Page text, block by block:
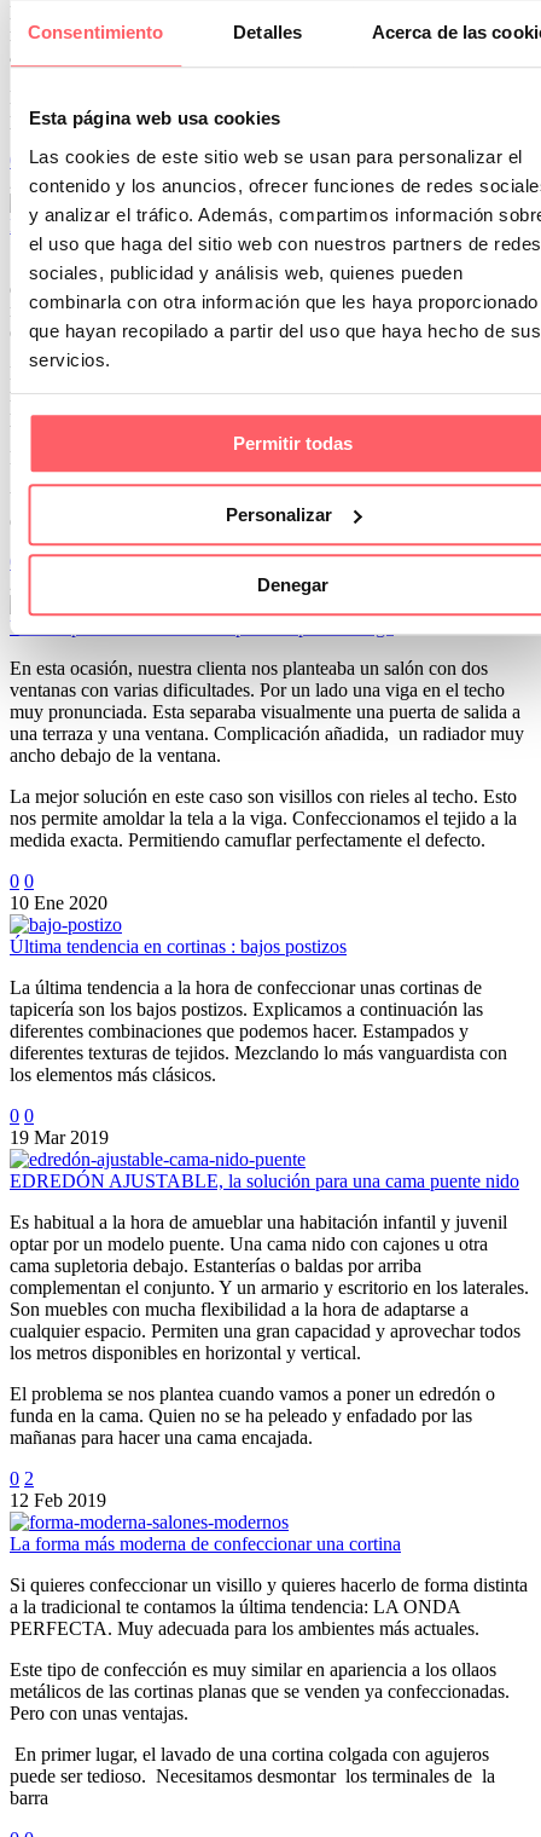
Consentimiento Detalles Acerca de las
Esta página web usa cookies
Las cookies de este sitio web se usan para personalizar el
contenido y los anuncios, ofrecer funciones de redes
y analizar el tráfico. Además, compartimos información
el uso que haga del sitio web con nuestros partners de redes
sociales, publicidad y análisis web, quienes pueden
combinarla con otra información que les haya proporcionado
que hayan recopilado a partir del uso que haya hecho de sus
servicios.
Permitir todas
Personalizar
Denegar
En este comedor de muebles oscuros escogimos por un estor roller
moderno con impresión digital. La elección del dibujo es una forma
abstracta y atrevida en un tono vivo para aportar un toque de color.
El tejido base es un PVC screen de color blanco. Para dejar pasar
perfectamente la luz natural.
0
0
22 May 2021
ESTORES PERSONALIZADOS para que tu estancia sea ÚNICA
Si quieres hacer única tu habitación favorita, utiliza la impresión
digital para darle un toque original. Te explicamos las últimas
novedades y los detalles que tienes que tener en cuanto para que tu
elección sea la más acertada.
Los estores enrollables son tendencia y además muy sencillos de
manejar. Pueden ser lisos con diferentes texturas y colores o
podemos imprimirlos con el diseño que te apetezca.
Lo primero que tenemos que elegir es el material. Hay de los tipos.
Uno es el textil resinado más cálido que el PVC pero con una
entrada menor de luz. E
0
0
Visillos para unas ventanas separadas por una viga
En esta ocasión, nuestra clienta nos planteaba un salón con dos
ventanas con varias dificultades. Por un lado una viga en el techo
muy pronunciada. Esta separaba visualmente una puerta de salida a
una terraza y una ventana. Complicación añadida, un radiador muy
ancho debajo de la ventana.
La mejor solución en este caso son visillos con rieles al techo. Esto
nos permite amoldar la tela a la viga. Confeccionamos el tejido a la
medida exacta. Permitiendo camuflar perfectamente el defecto.
0 0
10 Ene 2020
Última tendencia en cortinas : bajos postizos
La última tendencia a la hora de confeccionar unas cortinas de
tapicería son los bajos postizos. Explicamos a continuación las
diferentes combinaciones que podemos hacer. Estampados y
diferentes texturas de tejidos. Mezclando lo más vanguardista con
los elementos más clásicos.
0 0
19 Mar 2019
EDREDÓN AJUSTABLE, la solución para una cama puente nido
Es habitual a la hora de amueblar una habitación infantil y juvenil
optar por un modelo puente. Una cama nido con cajones u otra
cama supletoria debajo. Estanterías o baldas por arriba
complementan el conjunto. Y un armario y escritorio en los laterales.
Son muebles con mucha flexibilidad a la hora de adaptarse a
cualquier espacio. Permiten una gran capacidad y aprovechar todos
los metros disponibles en horizontal y vertical.
El problema se nos plantea cuando vamos a poner un edredón o
funda en la cama. Quien no se ha peleado y enfadado por las
mañanas para hacer una cama encajada.
0 2
12 Feb 2019
La forma más moderna de confeccionar una cortina
Si quieres confeccionar un visillo y quieres hacerlo de forma distinta
a la tradicional te contamos la última tendencia: LA ONDA
PERFECTA. Muy adecuada para los ambientes más actuales.
Este tipo de confección es muy similar en apariencia a los ollaos
metálicos de las cortinas planas que se venden ya confeccionadas.
Pero con unas ventajas.
En primer lugar, el lavado de una cortina colgada con agujeros
puede ser tedioso. Necesitamos desmontar los terminales de la
barra